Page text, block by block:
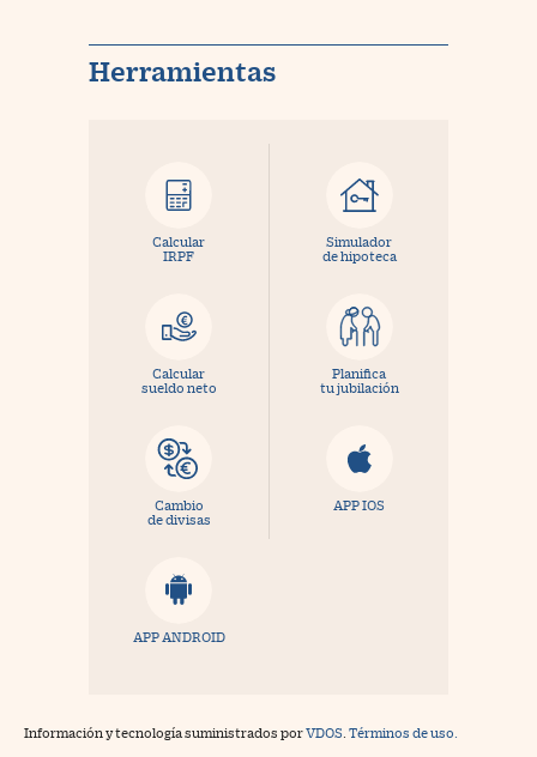
Herramientas
Calcular
IRPF
Simulador
de hipoteca
Calcular
sueldo neto
Planifica
tu jubilación
Cambio
de divisas
APP IOS
APP ANDROID
Información y tecnología suministrados porVDOS Términos de uso.